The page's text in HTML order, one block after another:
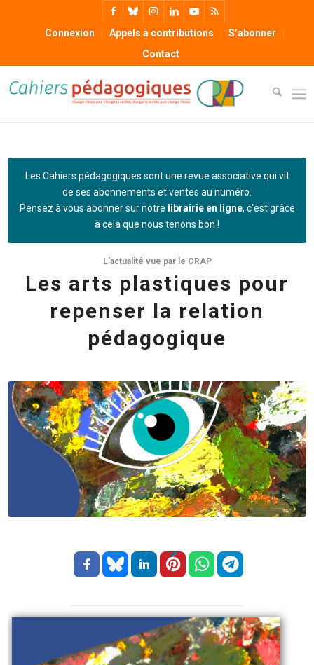
Connexion Appels à contributions
S’abonner
Contact
Les Cahiers pédagogiques sont une revue associative qui vit
de ses abonnements et ventes au numéro.
Pensez à vous abonner sur notre librairie en ligne, c’est grâce
à cela que nous tenons bon !
L'actualité vue par le CRAP
Les arts plastiques pour
repenser la relation
pédagogique